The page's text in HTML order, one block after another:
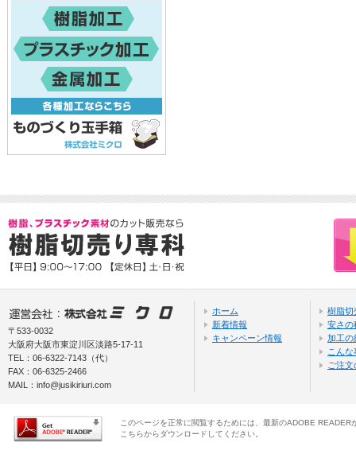
〒533-0032
大阪府大阪市東淀川区淡路5-17-11
TEL：06-6322-7143（代）
FAX：06-6325-2466
MAIL： info@jusikiriuri.com
ホーム
新着情報
キャンペーン情報
樹脂切
安さの
加工の
こん
ご注
このページを正常に閲覧するためには、最新のADOBE READER
こちらからダウンロードしてください。